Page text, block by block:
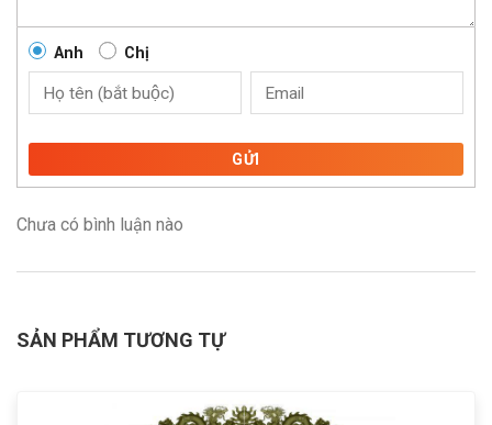
Anh Chị
GỬI
Chưa có bình luận nào
SẢN PHẨM TƯƠNG TỰ